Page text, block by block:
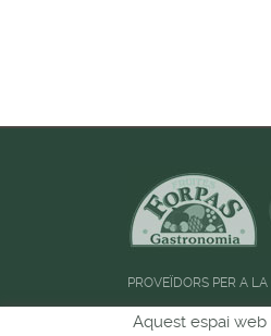
PROVEÏDORS PER A
Horari d'atenció
Aquest espai